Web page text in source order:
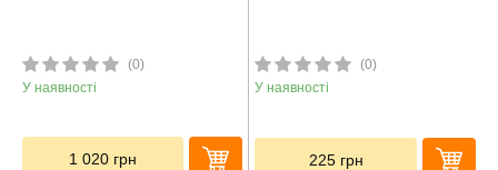
(0)
У наявності
1 020 грн
(0)
У наявності
225 грн